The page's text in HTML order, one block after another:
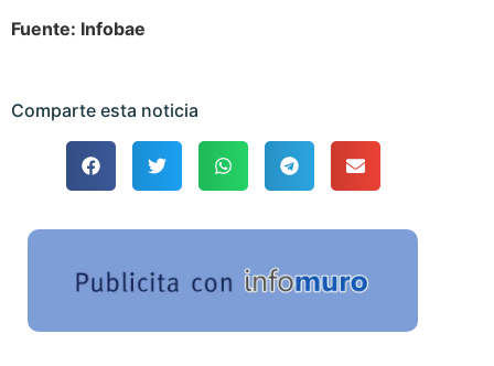
Fuente: Infobae
Comparte esta noticia